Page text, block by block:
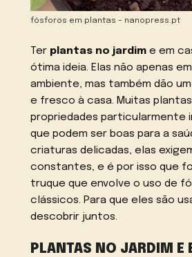
fósforos em plantas – nanopress.pt
Ter plantas no jardim e em
ótima ideia. Elas não apenas
ambiente, mas também dão
e fresco à casa. Muitas
propriedades particularmente
que podem ser boas para a
criaturas delicadas, elas
constantes, e é por isso que
truque que envolve o uso de
clássicos. Para que eles são
descobrir juntos.
PLANTAS NO JARDIM E